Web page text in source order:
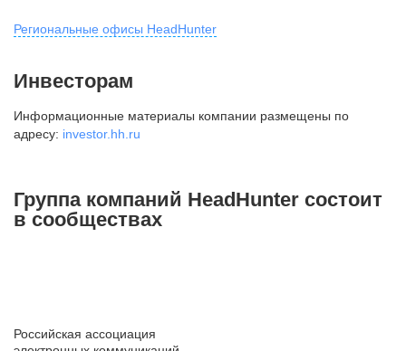
Региональные офисы HeadHunter
внутригородская территория
Муниципальный округ Тверской,
2-я Брестская ул., д. 48,
+7 495 980-64-27
ул. Жуковского, д. 19, особняк
Инвесторам
Информационные материалы компании размещены по
адресу: investor.hh.ru
Группа компаний HeadHunter состоит
в сообществах
Российская ассоциация